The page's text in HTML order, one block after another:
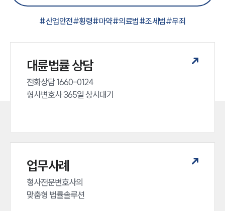
#산업안전#횡령#마약#의료법#조세범#무죄
대륜법률 상담
전화상담 1660-0124
형사변호사 365일 상시대기
업무사례
형사전문변호사의
맞춤형 법률솔루션